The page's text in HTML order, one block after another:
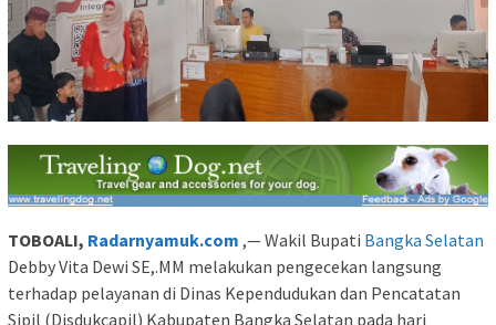
TOBOALI, Radarnyamuk.com ,— Wakil Bupati Bangka Selatan
Debby Vita Dewi SE,.MM melakukan pengecekan langsung
terhadap pelayanan di Dinas Kependudukan dan Pencatatan
Sipil (Disdukcapil) Kabupaten Bangka Selatan pada hari